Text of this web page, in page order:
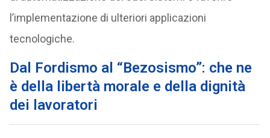
l’implementazione di ulteriori applicazioni
tecnologiche.
Dal Fordismo al “Bezosismo”: che ne
è della libertà morale e della dignità
dei lavoratori